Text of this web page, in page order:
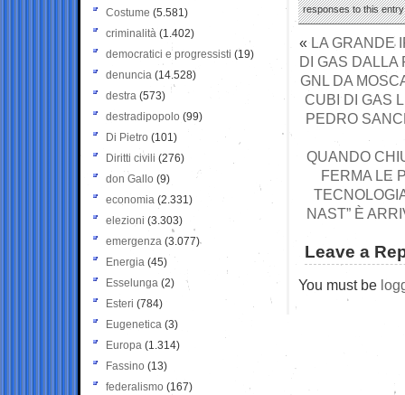
responses to this
« LA GRANDE
DI GAS DALLA
GNL DA
CUBI DI GAS
PEDRO
QUANDO
FERMA LE
NAST” È
Leave a
You must be
Costume (5.581)
criminalità (1.402)
democratici e progressisti (19)
denuncia (14.528)
destra (573)
destradipopolo (99)
Di Pietro (101)
Diritti civili (276)
don Gallo (9)
economia (2.331)
elezioni (3.303)
emergenza (3.077)
Energia (45)
Esselunga (2)
Esteri (784)
Eugenetica (3)
Europa (1.314)
Fassino (13)
federalismo (167)